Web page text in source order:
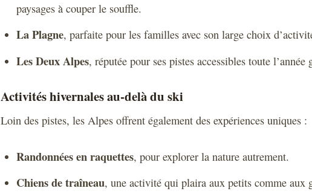
paysages à couper le souffle.
La Plagne, parfaite pour les familles avec son large choix
Les Deux Alpes, réputée pour ses pistes accessibles toute l’année
Activités hivernales au-delà du ski
Loin des pistes, les Alpes offrent également des expériences uniques :
Randonnées en raquettes, pour explorer la nature autrement.
Chiens de traîneau, une activité qui plaira aux petits comme aux